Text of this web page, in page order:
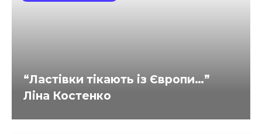
“Ластівки тікають із Європи…”
Ліна Костенко